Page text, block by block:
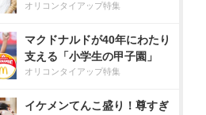
オリコンタイアップ特集
マクドナルドが40年にわたり
支える「小学生の甲子園」
オリコンタイアップ特集
イケメンてんこ盛り！尊すぎ